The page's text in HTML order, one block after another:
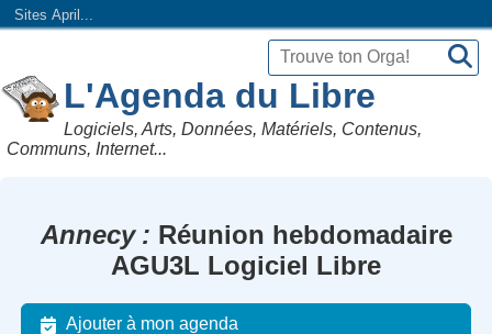
Sites April...
L'Agenda du Libre
Logiciels, Arts, Données, Matériels, Contenus,
Communs, Internet...
Annecy
Réunion hebdomadaire
AGU3L Logiciel Libre
Ajouter à mon agenda